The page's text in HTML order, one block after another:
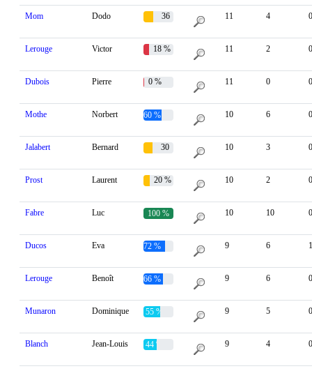
Mom Dodo
36
11 4 0
Lerouge Victor 18 % 11 2 0
Dubois Pierre 0 % 11 0 0
Mothe Norbert 60 % 10 6 0
Jalabert Bernard
30
10 3 0
Prost Laurent 20 % 10 2 0
Fabre Luc 100 % 10 10 0
Ducos Eva 72 % 9 6 1
Lerouge Benoît 66 % 9 6 0
Munaron Dominique 55 % 9 5 0
Blanch Jean-Louis 44 % 9 4 0